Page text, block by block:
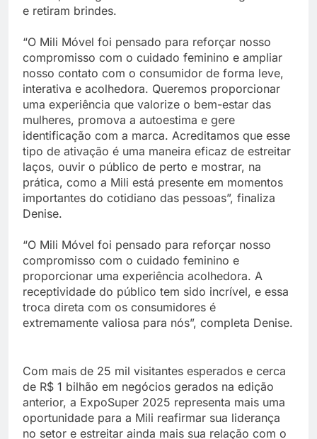
e retiram brindes.
“O Mili Móvel foi pensado para reforçar nosso
compromisso com o cuidado feminino e ampliar
nosso contato com o consumidor de forma leve,
interativa e acolhedora. Queremos proporcionar
uma experiência que valorize o bem-estar das
mulheres, promova a autoestima e gere
identificação com a marca. Acreditamos que esse
tipo de ativação é uma maneira eficaz de estreitar
laços, ouvir o público de perto e mostrar, na
prática, como a Mili está presente em momentos
importantes do cotidiano das pessoas”, finaliza
Denise.
“O Mili Móvel foi pensado para reforçar nosso
compromisso com o cuidado feminino e
proporcionar uma experiência acolhedora. A
receptividade do público tem sido incrível, e essa
troca direta com os consumidores é
extremamente valiosa para nós”, completa Denise.
Com mais de 25 mil visitantes esperados e cerca
de R$ 1 bilhão em negócios gerados na edição
anterior, a ExpoSuper 2025 representa mais uma
oportunidade para a Mili reafirmar sua liderança
no setor e estreitar ainda mais sua relação com o